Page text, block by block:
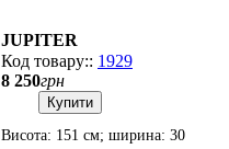
JUPITER
1929
8 250грн
Купити
Висота: 151 см; ширина: 30